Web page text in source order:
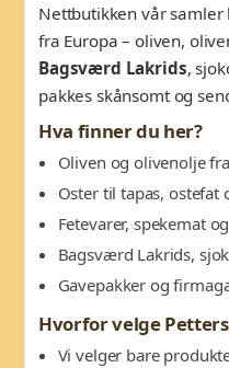
Nettbutikken vår
fra Europa – oliven,
Bagsværd Lakrids,
pakkes skånsomt og
Hva finner du her?
Oliven og olivenolje
Oster til tapas, ostefat
Fetevarer, spekemat
Bagsværd Lakrids,
Gavepakker og
Hvorfor velge
Vi velger bare